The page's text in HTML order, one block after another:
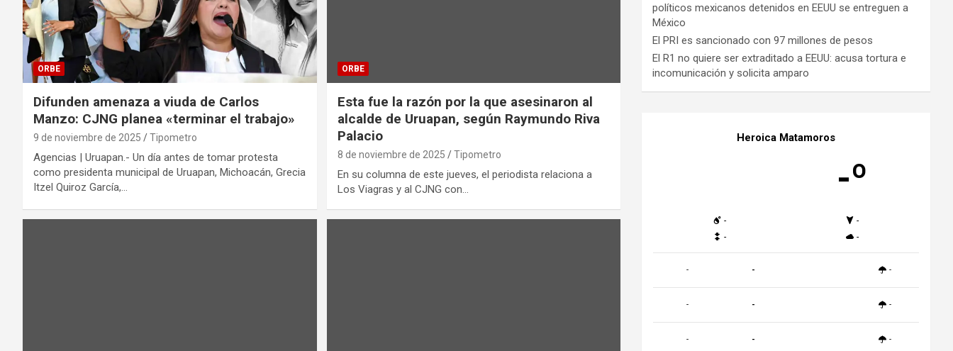
ORBE
Difunden amenaza a viuda de Carlos
Manzo: CJNG planea «terminar el trabajo»
9 de noviembre de 2025 Tipometro
Agencias | Uruapan.- Un día antes de tomar protesta
como presidenta municipal de Uruapan, Michoacán, Grecia
Itzel Quiroz García,…
ORBE
Esta fue la razón por la que asesinaron al
alcalde de Uruapan, según Raymundo Riva
Palacio
8 de noviembre de 2025 Tipometro
En su columna de este jueves, el periodista relaciona a
Los Viagras y al CJNG con…
políticos mexicanos detenidos en EEUU se entreguen a
México
El PRI es sancionado con 97 millones de pesos
El R1 no quiere ser extraditado a EEUU: acusa tortura e
incomunicación y solicita amparo
Heroica Matamoros
-º
-
-
-
-
- - -
- - -
- - -